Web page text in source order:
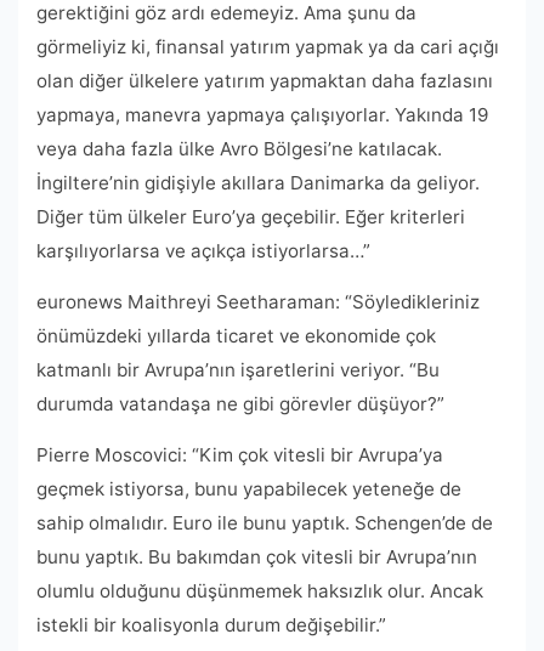
gerektiğini göz ardı edemeyiz. Ama şunu da
görmeliyiz ki, finansal yatırım yapmak ya da cari açığı
olan diğer ülkelere yatırım yapmaktan daha fazlasını
yapmaya, manevra yapmaya çalışıyorlar. Yakında 19
veya daha fazla ülke Avro Bölgesi’ne katılacak.
İngiltere’nin gidişiyle akıllara Danimarka da geliyor.
Diğer tüm ülkeler Euro’ya geçebilir. Eğer kriterleri
karşılıyorlarsa ve açıkça istiyorlarsa…”
euronews Maithreyi Seetharaman: “Söyledikleriniz
önümüzdeki yıllarda ticaret ve ekonomide çok
katmanlı bir Avrupa’nın işaretlerini veriyor. “Bu
durumda vatandaşa ne gibi görevler düşüyor?”
Pierre Moscovici: “Kim çok vitesli bir Avrupa’ya
geçmek istiyorsa, bunu yapabilecek yeteneğe de
sahip olmalıdır. Euro ile bunu yaptık. Schengen’de de
bunu yaptık. Bu bakımdan çok vitesli bir Avrupa’nın
olumlu olduğunu düşünmemek haksızlık olur. Ancak
istekli bir koalisyonla durum değişebilir.”